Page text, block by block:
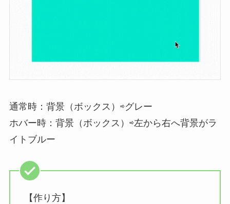
通常時：背景（ボックス）⇨グレー
ホバー時：背景（ボックス）⇨左から右へ背景がラ
イトブルー
【作り方】